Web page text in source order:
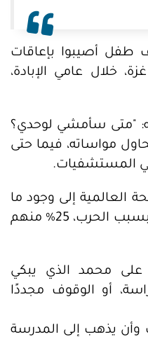
من نحو 44 ألف طفل أصيبوا بإعاقات
خلال عامي الإبادة،
"متى سأمشي لوحدي؟
مواساته، فيما حتى
المستشفيات.
العالمية إلى وجود ما
بين 5 و6 آلاف مبتور أطراف بسبب الحرب، 25% منهم
محمد الذي يبكي
أو الوقوف مجددًا
وأن يذهب إلى المدرسة